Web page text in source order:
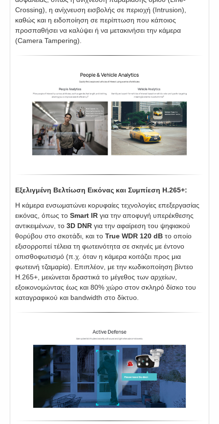
Crossing), η ανίχνευση εισβολής σε περιοχή (Intrusion),
καθώς και η ειδοποίηση σε περίπτωση που κάποιος
προσπαθήσει να καλύψει ή να μετακινήσει την κάμερα
(Camera Tampering).
Εξελιγμένη Βελτίωση Εικόνας και Συμπίεση H.265+:
Η κάμερα ενσωματώνει κορυφαίες τεχνολογίες επεξεργασίας
εικόνας, όπως το Smart IR για την αποφυγή υπερέκθεσης
αντικειμένων, το 3D DNR για την αφαίρεση του ψηφιακού
θορύβου στο σκοτάδι, και το True WDR 120 dB το οποίο
εξισορροπεί τέλεια τη φωτεινότητα σε σκηνές με έντονο
οπισθοφωτισμό (π.χ. όταν η κάμερα κοιτάζει προς μια
φωτεινή τζαμαρία). Επιπλέον, με την κωδικοποίηση βίντεο
H.265+, μειώνεται δραστικά το μέγεθος των αρχείων,
εξοικονομώντας έως και 80% χώρο στον σκληρό δίσκο του
καταγραφικού και bandwidth στο δίκτυο.